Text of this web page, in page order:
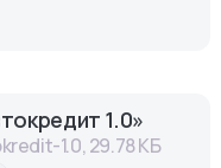
1.0»
1.0, 29.78 КБ